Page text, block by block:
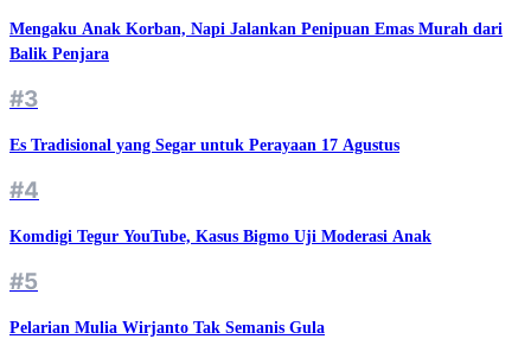
Mengaku Anak Korban, Napi Jalankan Penipuan Emas Murah dari
Balik Penjara
#3
Es Tradisional yang Segar untuk Perayaan 17 Agustus
#4
Komdigi Tegur YouTube, Kasus Bigmo Uji Moderasi Anak
#5
Pelarian Mulia Wirjanto Tak Semanis Gula